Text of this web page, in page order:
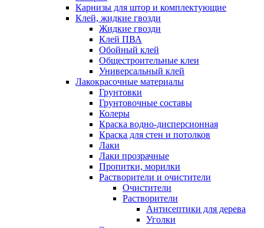
Карнизы для штор и комплектующие
Клей, жидкие гвозди
Жидкие гвозди
Клей ПВА
Обойный клей
Общестроительные клеи
Универсальный клей
Лакокрасочные материалы
Грунтовки
Грунтовочные составы
Колеры
Краска водно-дисперсионная
Краска для стен и потолков
Лаки
Лаки прозрачные
Пропитки, морилки
Растворители и очистители
Очистители
Растворители
Антисептики для дерева
Уголки